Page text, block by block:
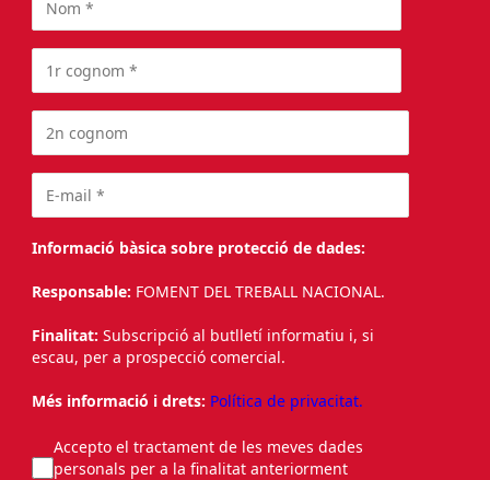
Informació bàsica sobre protecció de dades:
Responsable: FOMENT DEL TREBALL NACIONAL.
Finalitat: Subscripció al butlletí informatiu i, si
escau, per a prospecció comercial.
Més informació i drets: Política de privacitat.
Accepto el tractament de les meves dades
personals per a la finalitat anteriorment